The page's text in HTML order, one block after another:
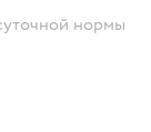
нормы